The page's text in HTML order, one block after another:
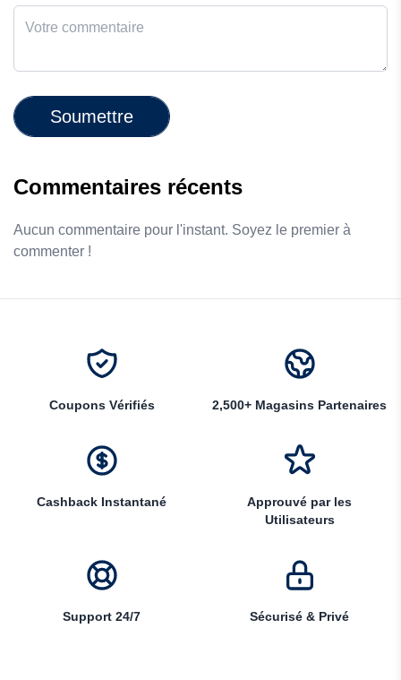
Soumettre
Commentaires récents
Aucun commentaire pour l'instant. Soyez le premier à
commenter !
Coupons Vérifiés 2,500+ Magasins Partenaires
Cashback Instantané
Approuvé par les
Utilisateurs
Support 24/7 Sécurisé & Privé